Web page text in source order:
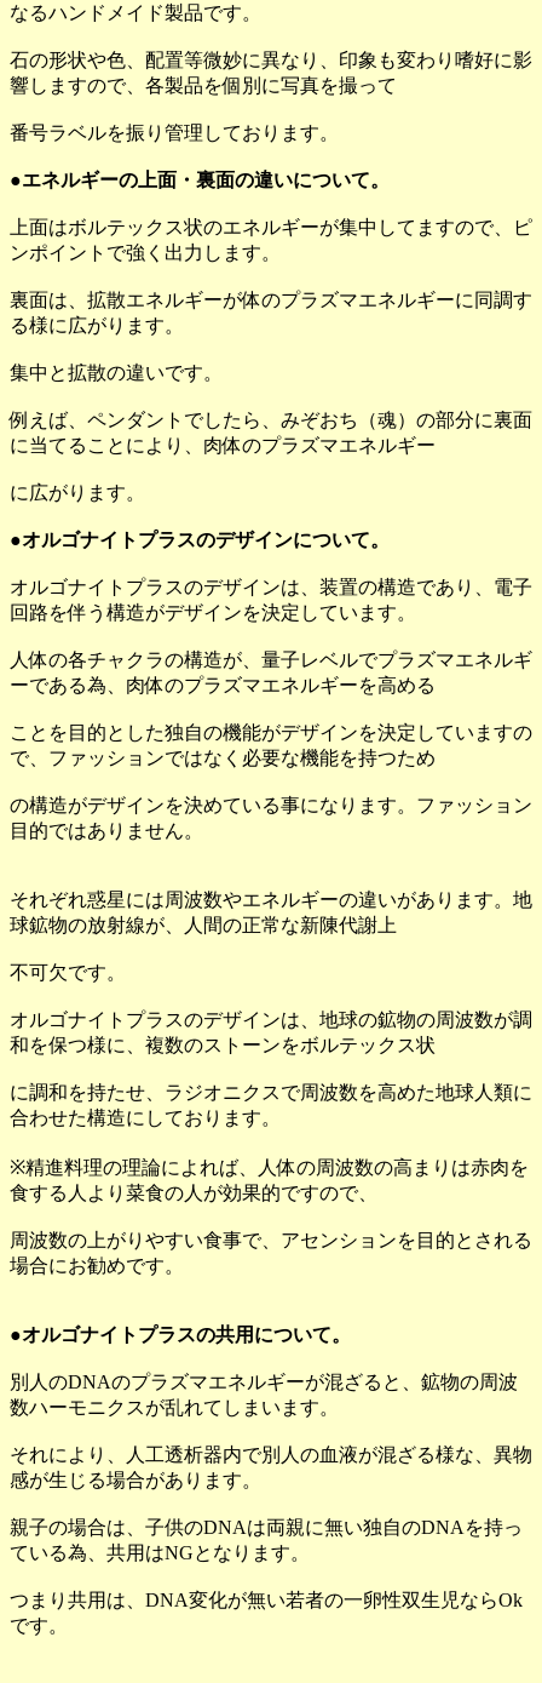
なるハンドメイド製品です。
石の形状や色、配置等微妙に異なり、印象も変わり嗜好に影
響しますので、各製品を個別に写真を撮って
番号ラベルを振り管理しております。
●エネルギーの上面・裏面の違いについて。
上面はボルテックス状のエネルギーが集中してますので、ピ
ンポイントで強く出力します。
裏面は、拡散エネルギーが体のプラズマエネルギーに同調す
る様に広がります。
集中と拡散の違いです。
例えば、ペンダントでしたら、みぞおち（魂）の部分に裏面
に当てることにより、肉体のプラズマエネルギー
に広がります。
●オルゴナイトプラスのデザインについて。
オルゴナイトプラスのデザインは、装置の構造であり、電子
回路を伴う構造がデザインを決定しています。
人体の各チャクラの構造が、量子レベルでプラズマエネルギ
ーである為、肉体のプラズマエネルギーを高める
ことを目的とした独自の機能がデザインを決定していますの
で、ファッションではなく必要な機能を持つため
の構造がデザインを決めている事になります。ファッション
目的ではありません。
それぞれ惑星には周波数やエネルギーの違いがあります。地
球鉱物の放射線が、人間の正常な新陳代謝上
不可欠です。
オルゴナイトプラスのデザインは、地球の鉱物の周波数が調
和を保つ様に、複数のストーンをボルテックス状
に調和を持たせ、ラジオニクスで周波数を高めた地球人類に
合わせた構造にしております。
※精進料理の理論によれば、人体の周波数の高まりは赤肉を
食する人より菜食の人が効果的ですので、
周波数の上がりやすい食事で、アセンションを目的とされる
場合にお勧めです。
●オルゴナイトプラスの共用について。
別人のDNAのプラズマエネルギーが混ざると、鉱物の周波
数ハーモニクスが乱れてしまいます。
それにより、人工透析器内で別人の血液が混ざる様な、異物
感が生じる場合があります。
親子の場合は、子供のDNAは両親に無い独自のDNAを持っ
ている為、共用はNGとなります。
つまり共用は、DNA変化が無い若者の一卵性双生児ならOk
です。